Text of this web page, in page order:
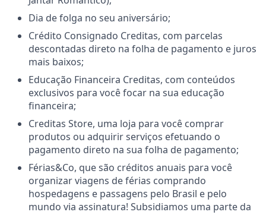
Dia de folga no seu aniversário;
Crédito Consignado Creditas, com parcelas
descontadas direto na folha de pagamento e juros
mais baixos;
Educação Financeira Creditas, com conteúdos
exclusivos para você focar na sua educação
financeira;
Creditas Store, uma loja para você comprar
produtos ou adquirir serviços efetuando o
pagamento direto na sua folha de pagamento;
Férias&Co, que são créditos anuais para você
organizar viagens de férias comprando
hospedagens e passagens pelo Brasil e pelo
mundo via assinatura! Subsidiamos uma parte da